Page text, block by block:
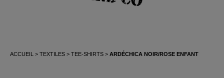
ACCUEIL TEXTILES TEE-SHIRTS ARDÉCHICA NOIR/ROSE ENFANT